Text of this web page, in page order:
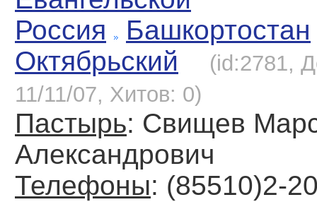
Россия
Башкортостан
Октябрьский
(id:2781,
11/11/07, Хитов: 0)
Пастырь: Свищев
Александрович
Телефоны: (85510)2-